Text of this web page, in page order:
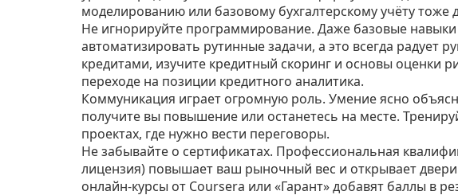
моделированию или базовому бухгалтерскому учёту тоже
Не игнорируйте программирование. Даже базовые
автоматизировать рутинные задачи, а это всегда радует
кредитами, изучите кредитный скоринг и основы оценки
переходе на позиции кредитного аналитика.
Коммуникация играет огромную роль. Умение ясно
получите вы повышение или останетесь на месте.
проектах, где нужно вести переговоры.
Не забывайте о сертификатах. Профессиональная
лицензия) повышает ваш рыночный вес и открывает
онлайн‑курсы от Coursera или «Гарант» добавят баллы в